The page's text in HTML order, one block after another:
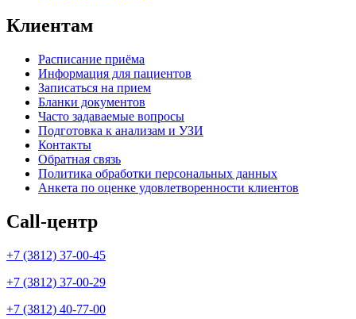
Клиентам
Расписание приёма
Информация для пациентов
Записаться на прием
Бланки документов
Часто задаваемые вопросы
Подготовка к анализам и УЗИ
Контакты
Обратная связь
Политика обработки персональных данных
Анкета по оценке удовлетворенности клиентов
Call-центр
+7 (3812) 37-00-45
+7 (3812) 37-00-29
+7 (3812) 40-77-00